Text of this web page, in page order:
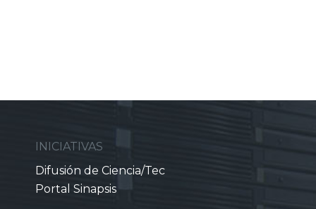
INICIATIVAS
Difusión de Ciencia/Tec
Portal Sinapsis